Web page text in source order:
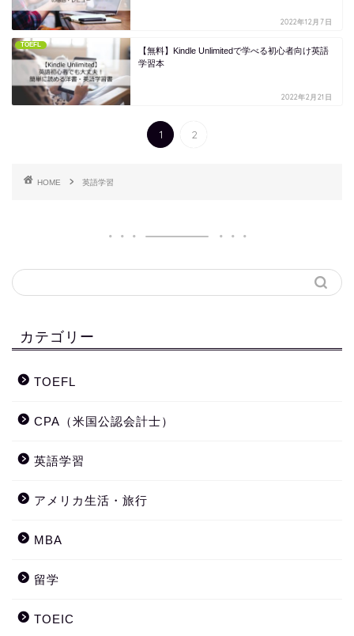
2022年12月7日
TOEFL
【無料】Kindle Unlimitedで学べる初心者向け英語
学習本
2022年2月21日
1 2
HOME 英語学習
カテゴリー
TOEFL
CPA（米国公認会計士）
英語学習
アメリカ生活・旅行
MBA
留学
TOEIC